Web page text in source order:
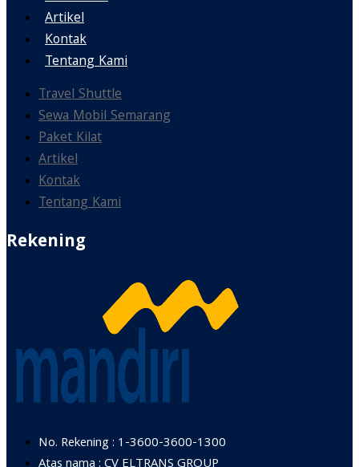
Artikel
Kontak
Tentang Kami
Travel Shuttle
Sewa Mobil Semarang
Paket Kilat
Artikel
Kontak
Tentang Kami
Rekening
No. Rekening : 1-3600-3600-1300